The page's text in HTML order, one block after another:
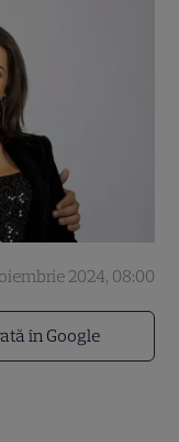
în Google
2024, 08:00